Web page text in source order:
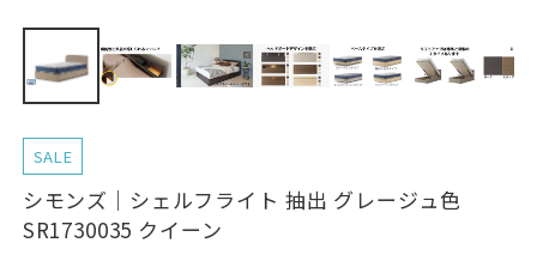
SALE
シモンズ｜シェルフライト 抽出 グレージュ色
SR1730035 クイーン